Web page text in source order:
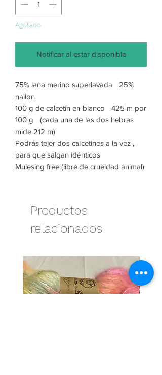
Agotado
Notificar al estar disponible
75% lana merino superlavada 25%
nailon
100 g de calcetín en blanco 425 m por
100 g (cada una de las dos hebras
mide 212 m)
Podrás tejer dos calcetines a la vez ,
para que salgan idénticos
Mulesing free (libre de crueldad animal)
Productos
relacionados